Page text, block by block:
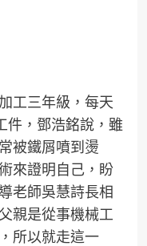
工三年級，每天
件，鄧浩銘說，雖
被鐵屑噴到燙
來證明自己，盼
老師吳慧詩長相
親是從事機械工
所以就走這一